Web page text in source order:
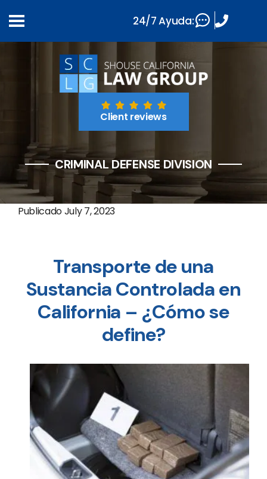
Client reviews
CRIMINAL DEFENSE DIVISION
PublicadoJuly 7, 2023
Transporte de una
Sustancia Controlada en
California – ¿Cómo se
define?
24/7 Ayuda: